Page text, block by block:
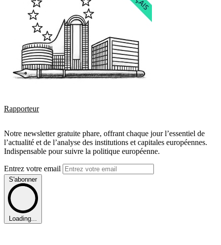
Rapporteur
Notre newsletter gratuite phare, offrant chaque jour l’essentiel de
l’actualité et de l’analyse des institutions et capitales européennes.
Indispensable pour suivre la politique européenne.
Entrez votre email
S'abonner
Loading...